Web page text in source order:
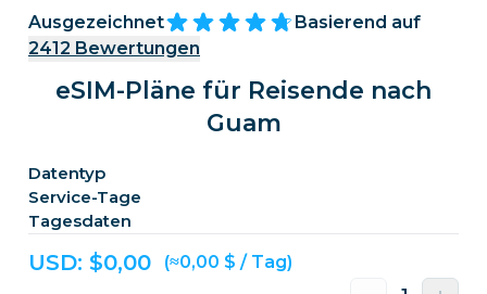
Ausgezeichnet
Basierend auf
2412 Bewertungen
eSIM-Pläne für Reisende nach
Guam
Datentyp
Service-Tage
Tagesdaten
USD: $0,00 (≈0,00 $ / Tag)